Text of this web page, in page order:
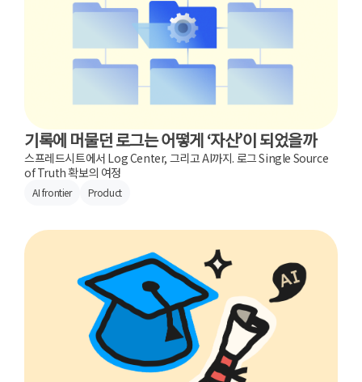
기록에 머물던 로그는 어떻게 ‘자산’이 되었을까
스프레드시트에서 Log Center, 그리고 AI까지. 로그 Single Source
of Truth 확보의 여정
AI frontier Product